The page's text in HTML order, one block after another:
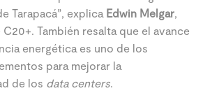
Tarapacá”, explica Edwin Melgar,
También resalta que el avance
energética es uno de los
para mejorar la
de los data centers.